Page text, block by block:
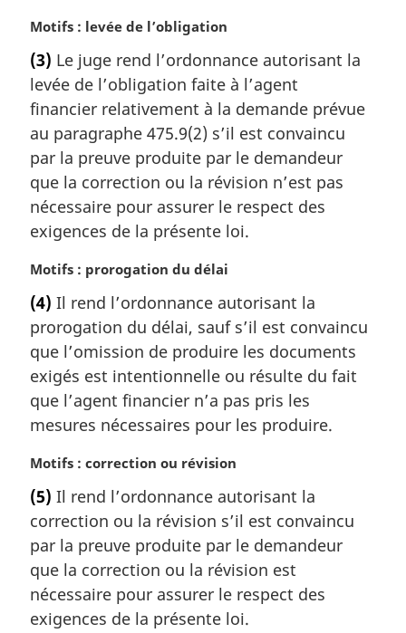
N
t
e
m
a
g
i
n
a
e
Motifs : levée de l’obligation
(3) Le juge rend l’ordonnance autorisant la
levée de l’obligation faite à l’agent
financier relativement à la demande prévue
au paragraphe 475.9(2) s’il est convaincu
par la preuve produite par le demandeur
que la correction ou la révision n’est pas
nécessaire pour assurer le respect des
exigences de la présente loi.
N
t
e
m
a
g
i
a
l
e
:
Motifs : prorogation du délai
(4) Il rend l’ordonnance autorisant la
prorogation du délai, sauf s’il est convaincu
que l’omission de produire les documents
exigés est intentionnelle ou résulte du fait
que l’agent financier n’a pas pris les
mesures nécessaires pour les produire.
N
t
e
m
a
g
i
Motifs : correction ou révision
(5) Il rend l’ordonnance autorisant la
correction ou la révision s’il est convaincu
par la preuve produite par le demandeur
que la correction ou la révision est
nécessaire pour assurer le respect des
exigences de la présente loi.